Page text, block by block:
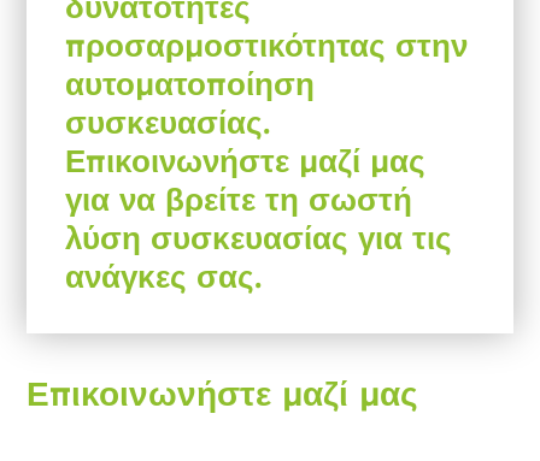
προσαρμοστικότητας στην
αυτοματοποίηση
συσκευασίας.
Επικοινωνήστε μαζί μας
για να βρείτε τη σωστή
λύση συσκευασίας για τις
ανάγκες σας.
Επικοινωνήστε μαζί μας